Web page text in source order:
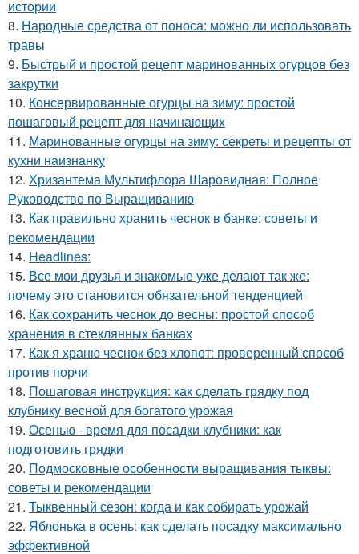
истории
8. Народные средства от поноса: можно ли использовать
травы
9. Быстрый и простой рецепт маринованных огурцов без
закрутки
10. Консервированные огурцы на зиму: простой
пошаговый рецепт для начинающих
11. Маринованные огурцы на зиму: секреты и рецепты от
кухни наизнанку
12. Хризантема Мультифлора Шаровидная: Полное
Руководство по Выращиванию
13. Как правильно хранить чеснок в банке: советы и
рекомендации
14. Headlines:
15. Все мои друзья и знакомые уже делают так же:
почему это становится обязательной тенденцией
16. Как сохранить чеснок до весны: простой способ
хранения в стеклянных банках
17. Как я храню чеснок без хлопот: проверенный способ
против порчи
18. Пошаговая инструкция: как сделать грядку под
клубнику весной для богатого урожая
19. Осенью - время для посадки клубники: как
подготовить грядки
20. Подмосковные особенности выращивания тыквы:
советы и рекомендации
21. Тыквенный сезон: когда и как собирать урожай
22. Яблонька в осень: как сделать посадку максимально
эффективной